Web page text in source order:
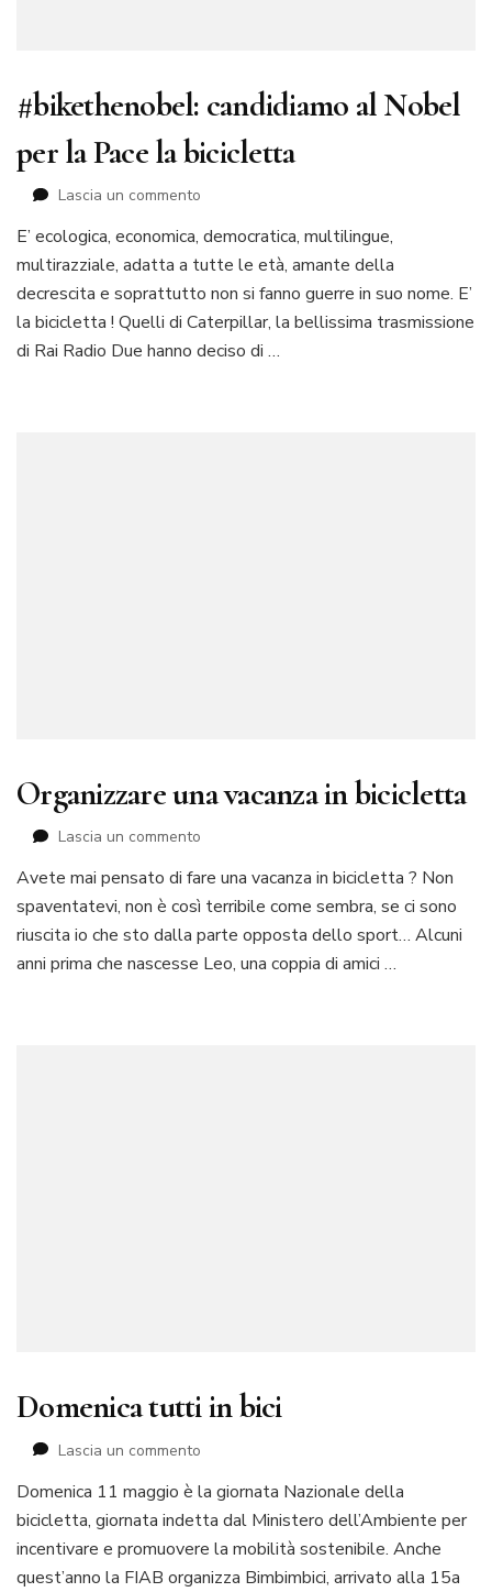
#bikethenobel: candidiamo al Nobel
per la Pace la bicicletta
Lascia un commento
candidiamo
al
Nobel
la
Pace
E’ ecologica, economica, democratica, multilingue,
multirazziale, adatta a tutte le età, amante della
decrescita e soprattutto non si fanno guerre in suo nome. E’
la bicicletta ! Quelli di Caterpillar, la bellissima trasmissione
di Rai Radio Due hanno deciso di …
Organizzare una vacanza in bicicletta
Lascia un commento
una
vacanza
in
Avete mai pensato di fare una vacanza in bicicletta ? Non
spaventatevi, non è così terribile come sembra, se ci sono
riuscita io che sto dalla parte opposta dello sport… Alcuni
anni prima che nascesse Leo, una coppia di amici …
Domenica tutti in bici
Lascia un commento
tutti
in
bici
Domenica 11 maggio è la giornata Nazionale della
bicicletta, giornata indetta dal Ministero dell’Ambiente per
incentivare e promuovere la mobilità sostenibile. Anche
quest’anno la FIAB organizza Bimbimbici, arrivato alla 15a